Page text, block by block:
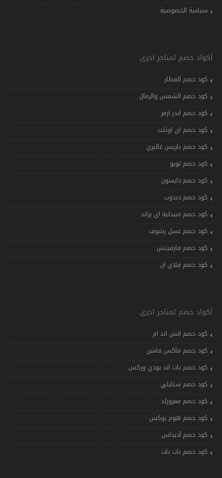
سياسة الخصوصية
أكواد خصم لمتاجر اخرى
كود خصم المطار
كود خصم الشمس والرمال
كود خصم اندر ارمر
كود خصم اي اوتلت
كود خصم باريس غاليري
كود خصم تويو
كود خصم دايسون
كود خصم دبدوب
كود خصم صيدلية اي براند
كود خصم عسل رشوف
كود خصم فارفيتش
كود خصم فلاي ان
أكواد خصم لمتاجر اخرى
كود خصم اتش اند ام
كود خصم ماكس فاشن
كود خصم باث اند بودي وركس
كود خصم ستايلي
كود خصم ممزورلد
كود خصم هوم بوكس
كود خصم أديداس
كود خصم بات بات